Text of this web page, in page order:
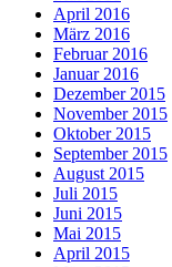
April 2016
März 2016
Februar 2016
Januar 2016
Dezember 2015
November 2015
Oktober 2015
September 2015
August 2015
Juli 2015
Juni 2015
Mai 2015
April 2015